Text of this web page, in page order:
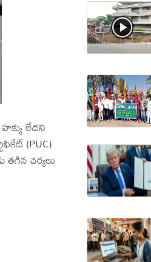
లేదని
(PUC)
చర్యలు